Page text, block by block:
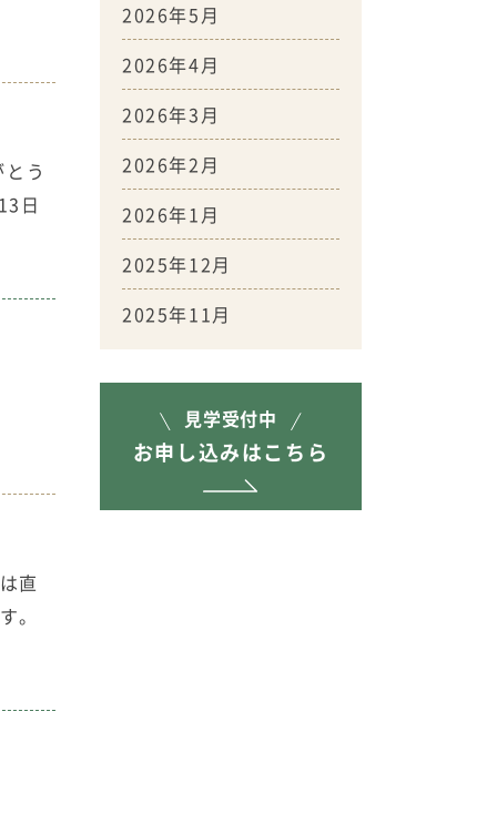
う
日
直
。
2026年5月
2026年4月
2026年3月
2026年2月
2026年1月
2025年12月
2025年11月
見学受付中
お申し込みはこちら